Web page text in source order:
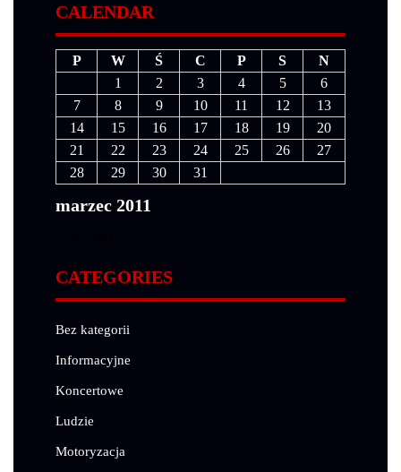
CALENDAR
marzec 2011
P W Ś C P S
N
1
2 3 4 5
6
7
8 9 10 11 12
13
14
15 16 17 18 19
20
21
22 23 24 25 26
27
28
29 30 31
CATEGORIES
Bez kategorii
Informacyjne
Koncertowe
Ludzie
Motoryzacja